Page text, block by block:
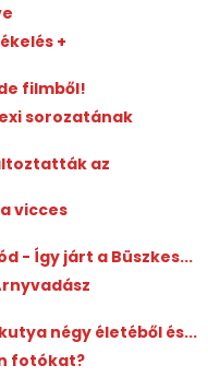
+
filmből!
sorozatának
az
vicces
- Így járt a Büszkes...
négy életéből és...
fotókat?